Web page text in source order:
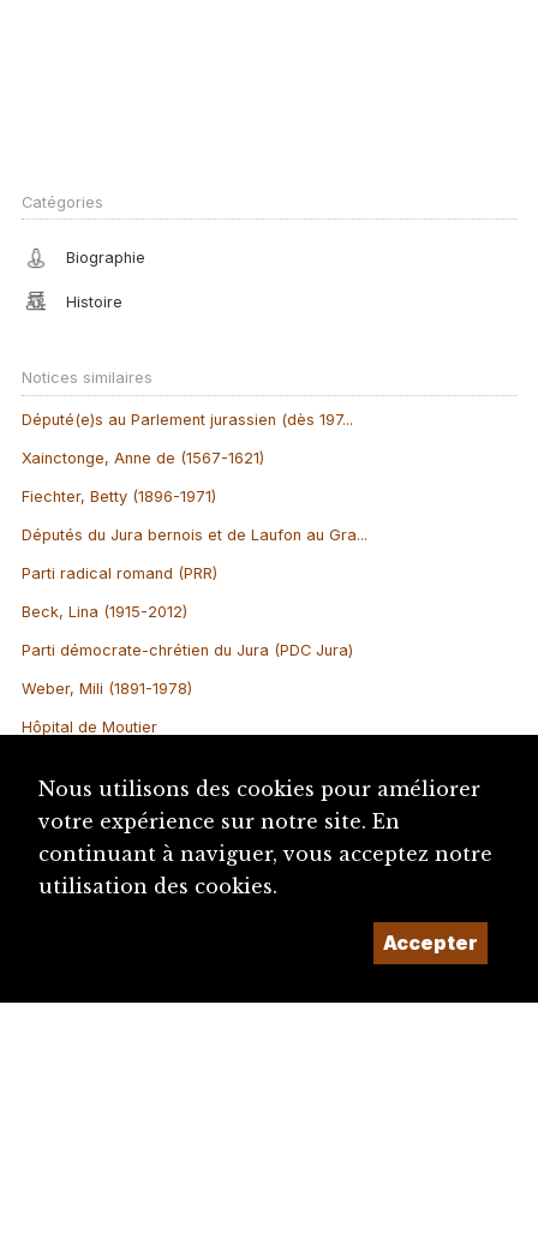
Catégories
Biographie
Histoire
Notices similaires
Député(e)s au Parlement jurassien (dès 197...
Xainctonge, Anne de (1567-1621)
Fiechter, Betty (1896-1971)
Députés du Jura bernois et de Laufon au Gra...
Parti radical romand (PRR)
Beck, Lina (1915-2012)
Parti démocrate-chrétien du Jura (PDC Jura)
Weber, Mili (1891-1978)
Hôpital de Moutier
Sautebin (-Pousse), Marie-Thérèse (1947-)
Nous utilisons des cookies pour améliorer
votre expérience sur notre site. En
continuant à naviguer, vous acceptez notre
utilisation des cookies.
Accepter